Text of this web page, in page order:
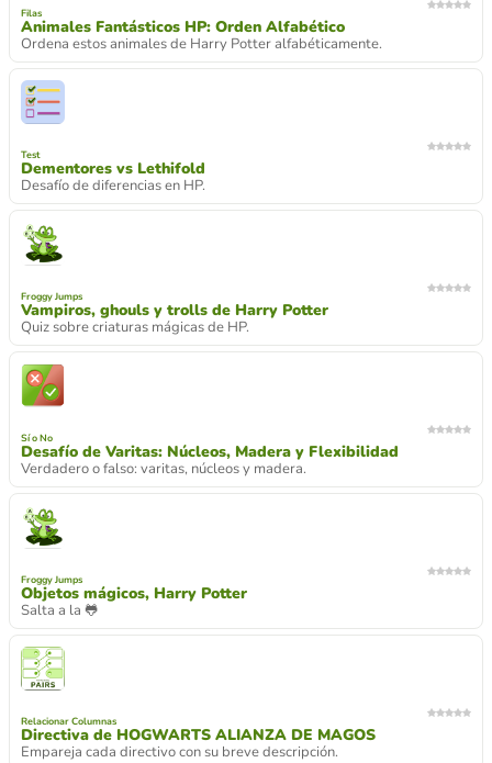
Filas
Animales Fantásticos HP: Orden Alfabético
Ordena estos animales de Harry Potter alfabéticamente.
Test
Dementores vs Lethifold
Desafío de diferencias en HP.
Froggy Jumps
Vampiros, ghouls y trolls de Harry Potter
Quiz sobre criaturas mágicas de HP.
Sí o No
Desafío de Varitas: Núcleos, Madera y Flexibilidad
Verdadero o falso: varitas, núcleos y madera.
Froggy Jumps
Objetos mágicos, Harry Potter
Salta a la 🐸
Relacionar Columnas
Directiva de HOGWARTS ALIANZA DE MAGOS
Empareja cada directivo con su breve descripción.